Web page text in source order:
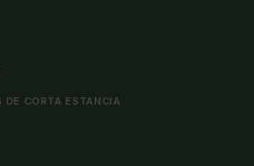
DE CORTA ESTANCIA